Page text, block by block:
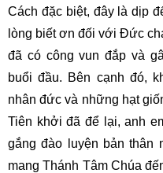
Cách đặc biệt, đây là dịp
lòng biết ơn đối với Đức
đã có công vun đắp và
buổi đầu. Bên cạnh đó,
nhân đức và những hạt
Tiên khởi đã để lại, anh
gắng đào luyện bản thân
mang Thánh Tâm Chúa